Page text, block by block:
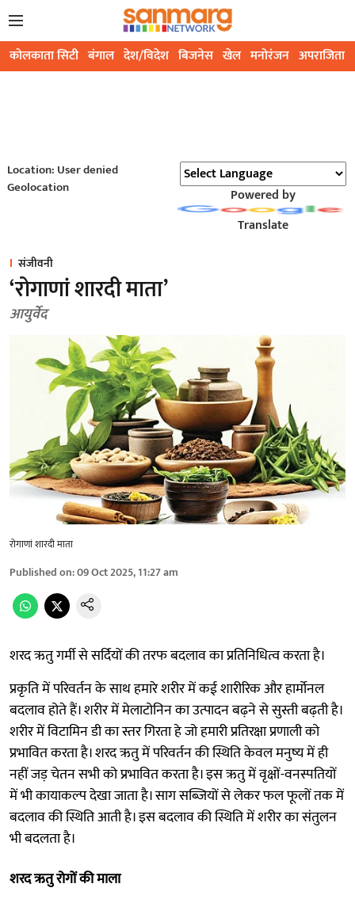
कोलकाता सिटी बंगाल देश/विदेश बिजनेस खेल मनोरंजन अपराजिता
Location: User denied
Geolocation
Powered by
Translate
संजीवनी
‘रोगाणां शारदी माता’
आयुर्वेद
रोगाणां शारदी माता
Published on:09 Oct 2025, 11:27 am
शरद ऋतु गर्मी से सर्दियों की तरफ बदलाव का प्रतिनिधित्व करता है।
प्रकृति में परिवर्तन के साथ हमारे शरीर में कई शारीरिक और हार्मोनल
बदलाव होते हैं। शरीर में मेलाटोनिन का उत्पादन बढ़ने से सुस्ती बढ़ती है।
शरीर में विटामिन डी का स्तर गिरता हे जो हमारी प्रतिरक्षा प्रणाली को
प्रभावित करता है। शरद ऋतु में परिवर्तन की स्थिति केवल मनुष्य में ही
नहीं जड़ चेतन सभी को प्रभावित करता है। इस ऋतु में वृक्षों-वनस्पतियों
में भी कायाकल्प देखा जाता है। साग सब्जियों से लेकर फल फूलों तक में
बदलाव की स्थिति आती है। इस बदलाव की स्थिति में शरीर का संतुलन
भी बदलता है।
शरद ऋतु रोगों की माला